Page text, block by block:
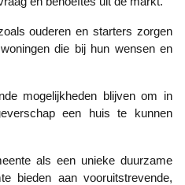
die bij hun wensen en
een huis te kunnen
bieden aan vooruitstrevende,